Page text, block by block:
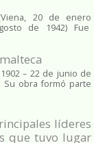
20 de enero
de 1942) Fue
– 22 de junio de
Su obra formó parte
líderes
que tuvo lugar